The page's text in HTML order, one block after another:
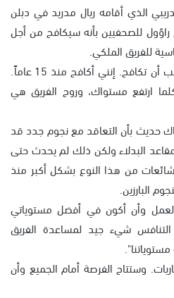
الذي أقامه ريال مدريد في دبلن
للصحفيين بأنه سيكافح من أجل
للفريق الملكي.
وقال راؤول: "في كل موسم يجب أن تكافح. إنني أكافح منذ 15 عاماً.
ارتفع مستواك، وروح الفريق هي
حديث بأن التعاقد مع نجوم جدد قد
البدلاء ولكن ذلك لم يحدث حتى
شائعات من هذا النوع بشكل أكبر منذ
البارزين.
وأن أكون في أفضل مستوياتي
شيء جيد لمساعدة الفريق
وستتاح الفرصة أمام الجميع وأن